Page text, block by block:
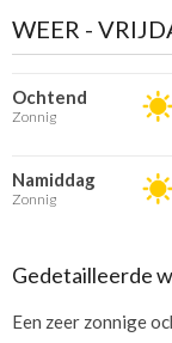
WEER -
Ochtend
Zonnig
Namiddag
Zonnig
Gedetailleerde
Een zeer zonnige